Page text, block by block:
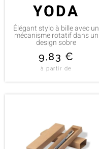
YODA
Élégant stylo à bille avec un
mécanisme rotatif dans un
design sobre
9,83 €
à partir de